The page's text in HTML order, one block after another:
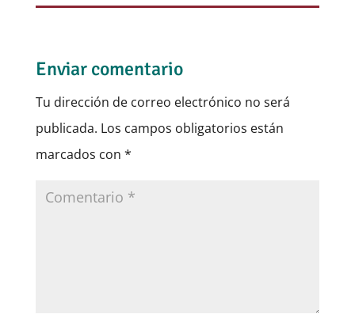
Enviar comentario
Tu dirección de correo electrónico no será
publicada. Los campos obligatorios están
marcados con *